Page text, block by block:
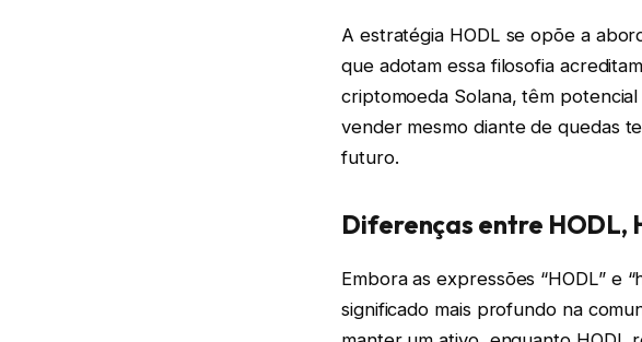
A estratégia HODL se opõe a
que adotam essa filosofia
criptomoeda Solana, têm
vender mesmo diante de quedas
futuro.
Diferenças entre HODL,
Embora as expressões “HODL” e
significado mais profundo na